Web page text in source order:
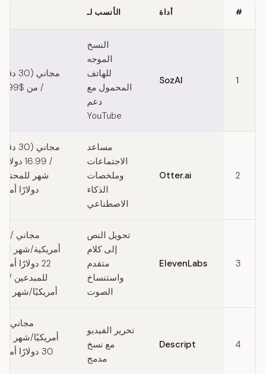
# أداة الأنسب لـ
1
SozAI
النسخ
الموجه
للهاتف
المحمول مع
دعم
YouTube
مجاني
/ من $44.99 سنويًا
2
Otter.ai
مساعد
الاجتماعات
وملخصات
الذكاء
الاصطناعي
مجاني
/ 16.99
دولارًا
3
ElevenLabs
تحويل النص
إلى كلام
متقدم
واستنساخ
الصوت
أمريكية/شهر
22 دولارًا
أمريكيًا/شهر
4
Descript
تحرير الفيديو
مع نسخ
مدمج
أمريكيًا/شهر
30 دولارًا